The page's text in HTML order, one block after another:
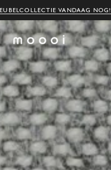
VANDAAG NOG!